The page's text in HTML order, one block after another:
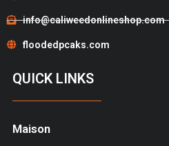
info@caliweedonlineshop.com
floodedpcaks.com
QUICK LINKS
Maison